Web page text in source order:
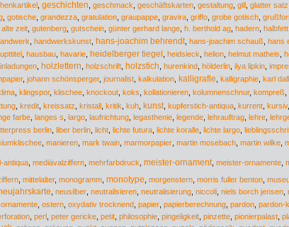
, geschichten geschmack geschäftskarten, gestaltung, gill, glatter satz
, gotische, grandezza, gratulation, graupappe, gravira, griffo, grobe gotisch,
zeit gutenberg gutschein günter gerhard lange h. berthold ag hadern halbfett
handwerkskunst hans-joachim behrendt, hans-joachim schauß hans
hausbau havarie heidelberger tiegel heidsieck helion helmut matheis
holzlettern holzschrift holzstich hurenkind hölderlin ilya lipkin
, johann schönsperger, journalist, kalkulation, kalligrafie kalligraphie, karl dall,
, klingspor, klischee, knockout, koks kollationieren, kolumnenschnur, kompreß,
, kredit, kreissatz kristall, kritik kuh, kunst, kupferstich-antiqua, kurrent, kursiv,
farbe langes s largo laufrichtung legasthenie legende lehrauftrag lehre
berlin, liber berlin, licht, lichte futura, lichte koralle, lichte largo,
manieren mark twain marmorpapier martin mosebach martin wilke
antiqua mediävalziffern mehrfarbdruck meister-ornament, meister-ornamente
mittelalter, monogramm monotype morgenstern morris fuller benton
neusilber neutralisieren neutralisierung niccoli niels borch jensen
ornamente, ostern, oxydativ trocknend, papier, papierberechnung, pardon, pardon-
, perl, peter gericke, petit, philosophie, pingeligkeit, pinzette, pionierpalast,